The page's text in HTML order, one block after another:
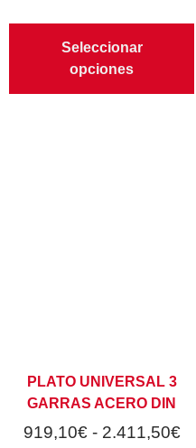
Seleccionar
opciones
PLATO UNIVERSAL 3
GARRAS ACERO DIN
919,10€ - 2.411,50€